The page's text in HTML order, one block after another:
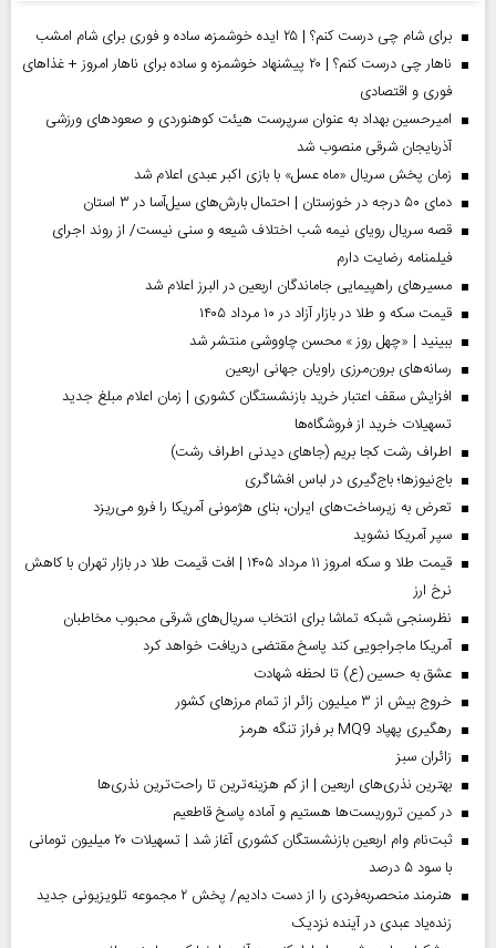
برای شام چی درست کنم؟ | ۲۵ ایده خوشمزه، ساده و فوری برای شام امشب
ناهار چی درست کنم؟ | ۲۰ پیشنهاد خوشمزه و ساده برای ناهار امروز + غذاهای
فوری و اقتصادی
امیرحسین بهداد به عنوان سرپرست هیئت کوهنوردی و صعودهای ورزشی
آذربایجان شرقی منصوب شد
زمان پخش سریال «ماه عسل» با بازی اکبر عبدی اعلام شد
دمای ۵۰ درجه در خوزستان | احتمال بارش‌های سیل‌آسا در ۳ استان
قصه سریال رویای نیمه شب اختلاف شیعه و سنی نیست/ از روند اجرای
فیلمنامه رضایت دارم
مسیر‌های راهپیمایی جاماندگان اربعین در البرز اعلام شد
قیمت سکه و طلا در بازار آزاد در ۱۰ مرداد ۱۴۰۵
ببینید | «چهل روز » محسن چاووشی منتشر شد
رسانه‌های برون‌مرزی راویان جهانی اربعین
افزایش سقف اعتبار خرید بازنشستگان کشوری | زمان اعلام مبلغ جدید
تسهیلات خرید از فروشگاه‌ها
اطراف رشت کجا بریم (جاهای دیدنی اطراف رشت)
باج‌نیوزها؛ باج‌گیری در لباس افشاگری
تعرض به زیرساخت‌های ایران، بنای هژمونی آمریکا را فرو می‌ریزد
سپر آمریکا نشوید
قیمت طلا و سکه امروز ۱۱ مرداد ۱۴۰۵ | افت قیمت طلا در بازار تهران با کاهش
نرخ ارز
نظرسنجی شبکه تماشا برای انتخاب سریال‌های شرقی محبوب مخاطبان
آمریکا ماجراجویی کند پاسخ مقتضی دریافت خواهد کرد
عشق به حسین (ع) تا لحظه شهادت
خروج بیش از ۳ میلیون زائر از تمام مرز‌های کشور
رهگیری پهپاد MQ9 بر فراز تنگه هرمز
‌زائران سبز
بهترین نذری‌های اربعین | از کم هزینه‌ترین تا راحت‌ترین نذری‌ها
در کمین تروریست‌ها هستیم و آماده پاسخ قاطعیم
ثبت‌نام وام اربعین بازنشستگان کشوری آغاز شد | تسهیلات ۲۰ میلیون تومانی
با سود ۵ درصد
هنرمند منحصر‌به‌فردی را از دست دادیم/ پخش ۲ مجموعه تلویزیونی جدید
زنده‌یاد عبدی در آینده نزدیک